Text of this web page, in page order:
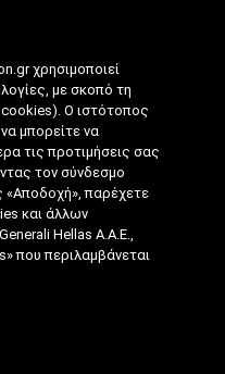
ΤΟΥ
ΑΝΑΓΝΩΣΗΣ|
χρησιμοποιεί
με σκοπό τη
Ο ιστότοπος
μπορείτε να
τις προτιμήσεις σας
τον σύνδεσμο
«Αποδοχή», παρέχετε
και άλλων
Hellas A.A.E.,
που περιλαμβάνεται